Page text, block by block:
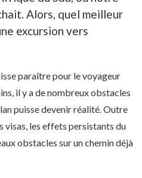
Alors, quel meilleur
excursion vers
paraître pour le voyageur
il y a de nombreux obstacles
puisse devenir réalité. Outre
visas, les effets persistants du
obstacles sur un chemin déjà